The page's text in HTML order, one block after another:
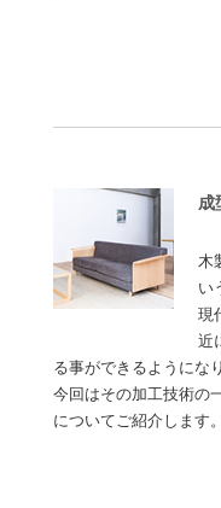
成
木
い
現
近
る事ができるようにな
今回はその加工技術の
についてご紹介しま